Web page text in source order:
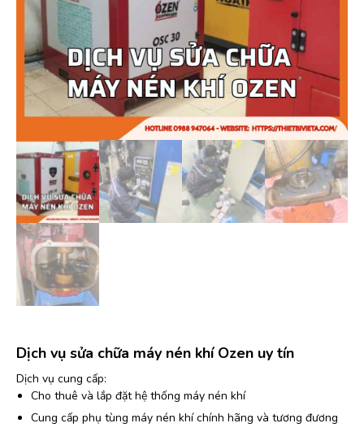
Dịch vụ sửa chữa máy nén khí Ozen uy tín
Dịch vụ cung cấp:
Cho thuê và lắp đặt hệ thống máy nén khí
Cung cấp phụ tùng máy nén khí chính hãng và tương đương